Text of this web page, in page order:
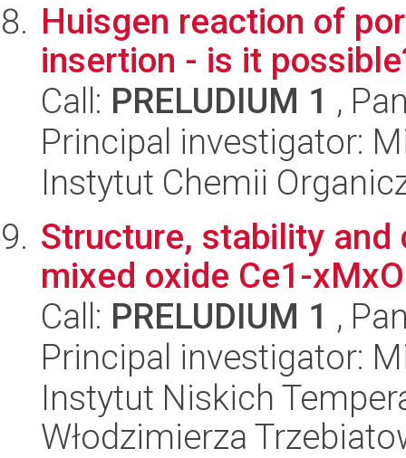
Huisgen reaction of
insertion - is it
Call: PRELUDIUM 1 ,
Principal investigator:
Instytut Chemii
Structure, stability
mixed oxide Ce1-
Call: PRELUDIUM 1 ,
Principal investigator:
Instytut Niskich
Włodzimierza